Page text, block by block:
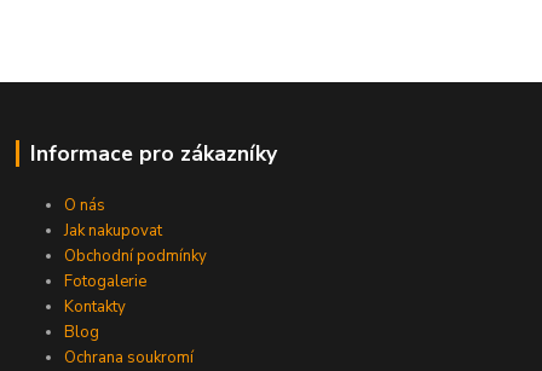
Informace pro zákazníky
O nás
Jak nakupovat
Obchodní podmínky
Fotogalerie
Kontakty
Blog
Ochrana soukromí